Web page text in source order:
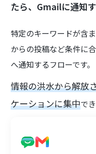
たら、Gmailに通知
特定のキーワードが含
からの投稿など条件に
へ通知するフローです。
情報の洪水から解放
ケーションに集中で